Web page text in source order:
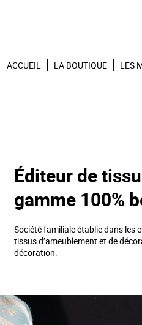
ACCUEIL LA BOUTIQUE LES
Éditeur de
gamme 100%
Société familiale établie dans les
tissus d’ameublement et de
décoration.